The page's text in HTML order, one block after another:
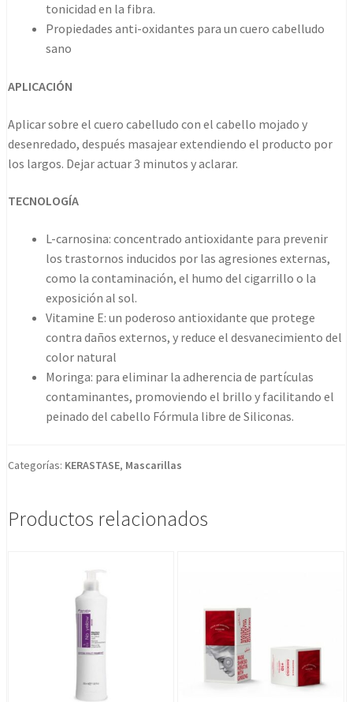
tonicidad en la fibra.
Propiedades anti-oxidantes para un cuero cabelludo
sano
APLICACIÓN
Aplicar sobre el cuero cabelludo con el cabello mojado y
desenredado, después masajear extendiendo el producto por
los largos. Dejar actuar 3 minutos y aclarar.
TECNOLOGÍA
L-carnosina: concentrado antioxidante para prevenir
los trastornos inducidos por las agresiones externas,
como la contaminación, el humo del cigarrillo o la
exposición al sol.
Vitamine E: un poderoso antioxidante que protege
contra daños externos, y reduce el desvanecimiento del
color natural
Moringa: para eliminar la adherencia de partículas
contaminantes, promoviendo el brillo y facilitando el
peinado del cabello Fórmula libre de Siliconas.
Categorías: KERASTASE, Mascarillas
Productos relacionados